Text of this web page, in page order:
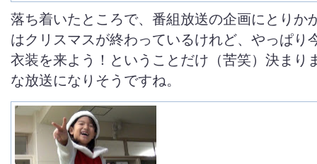
落ち着いたところで、番組放送の企画にとりか
はクリスマスが終わっているけれど、やっぱり
衣装を来よう！ということだけ（苦笑）決まり
な放送になりそうですね。